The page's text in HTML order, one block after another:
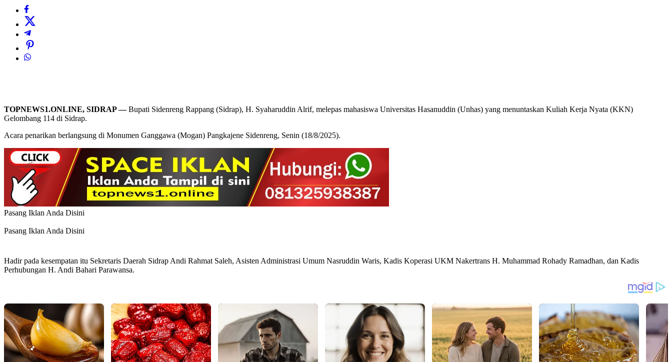
TOPNEWS1.ONLINE, SIDRAP —Bupati Sidenreng Rappang (Sidrap), H. Syaharuddin Alrif, melepas mahasiswa Universitas Hasanuddin (Unhas) yang menuntaskan Kuliah Kerja Nyata (KKN)
Gelombang 114 di Sidrap.
Acara penarikan berlangsung di Monumen Ganggawa (Mogan) Pangkajene Sidenreng, Senin (18/8/2025).
Pasang Iklan Anda Disini
Pasang Iklan Anda Disini
Hadir pada kesempatan itu Sekretaris Daerah Sidrap Andi Rahmat Saleh, Asisten Administrasi Umum Nasruddin Waris, Kadis Koperasi UKM Nakertrans H. Muhammad Rohady Ramadhan, dan Kadis
Perhubungan H. Andi Bahari Parawansa.